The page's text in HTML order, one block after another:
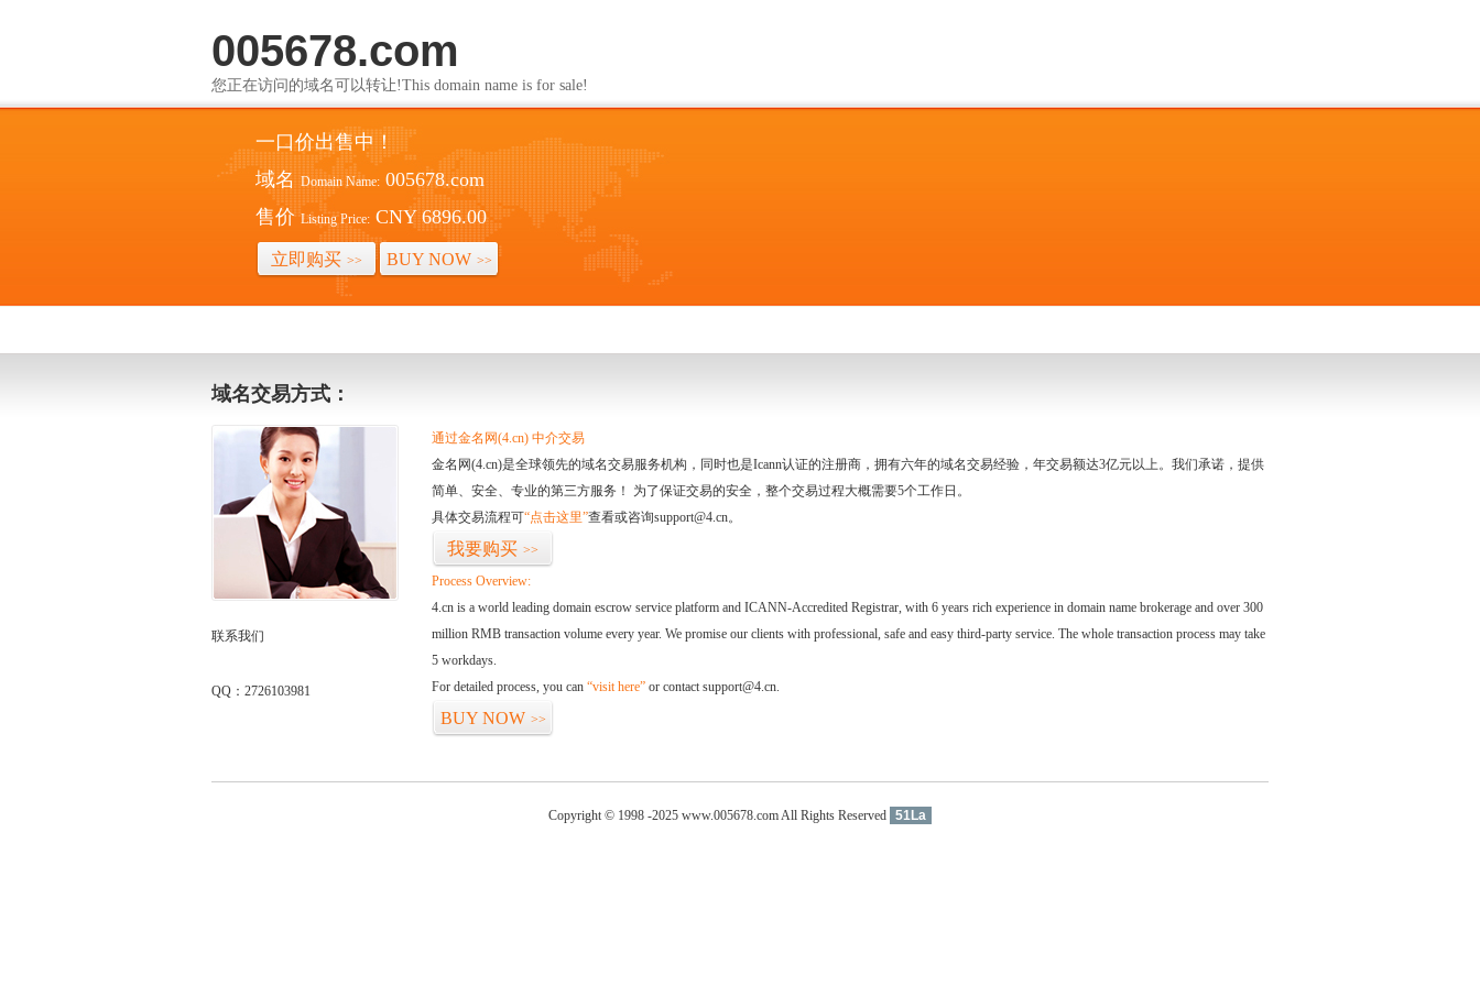
005678.com
您正在访问的域名可以转让!This domain name is for sale!
一口价出售中！
域名 Domain Name: 005678.com
售价 Listing Price: CNY 6896.00
立即购买 >> BUY NOW >>
域名交易方式：
联系我们
QQ：2726103981
通过金名网(4.cn) 中介交易
金名网(4.cn)是全球领先的域名交易服务机构，同时也是Icann认证的注册商，拥有六年的域名交易经验，年交易额达3亿元以上。我们承诺，提供
简单、安全、专业的第三方服务！ 为了保证交易的安全，整个交易过程大概需要5个工作日。
具体交易流程可“点击这里”查看或咨询support@4.cn。
我要购买 >>
Process Overview:
4.cn is a world leading domain escrow service platform and ICANN-Accredited Registrar, with 6 years rich experience in domain name brokerage and over 300
million RMB transaction volume every year. We promise our clients with professional, safe and easy third-party service. The whole transaction process may take
5 workdays.
For detailed process, you can “visit here” or contact support@4.cn.
BUY NOW >>
Copyright © 1998 -2025 www.005678.com All Rights Reserved 51La